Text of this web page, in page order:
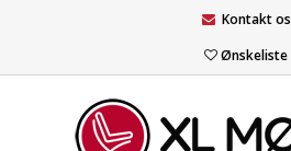
Kontakt os
Ønskeliste